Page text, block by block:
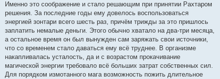
Именно это соображение и стало решающим при принятии Рахтаром
решения. За последние годы ему довелось воспользоваться
энергией зонтари всего шесть раз, причём трижды за это пришлось
заплатить немалые деньги. Этого обычно хватало на два-три месяца,
а остальное время он был вынужден сам заряжать свои источники,
что со временем стало даваться ему всё труднее. В организме
накапливалась усталость, да и с возрастом прокачивание
магической энергии требовало всё больших затрат собственных сил.
Для порядком измотанного мага возможность пожить длительное